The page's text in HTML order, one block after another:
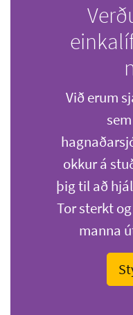
Við erum
okkur á
þig til að
Tor sterkt
manna